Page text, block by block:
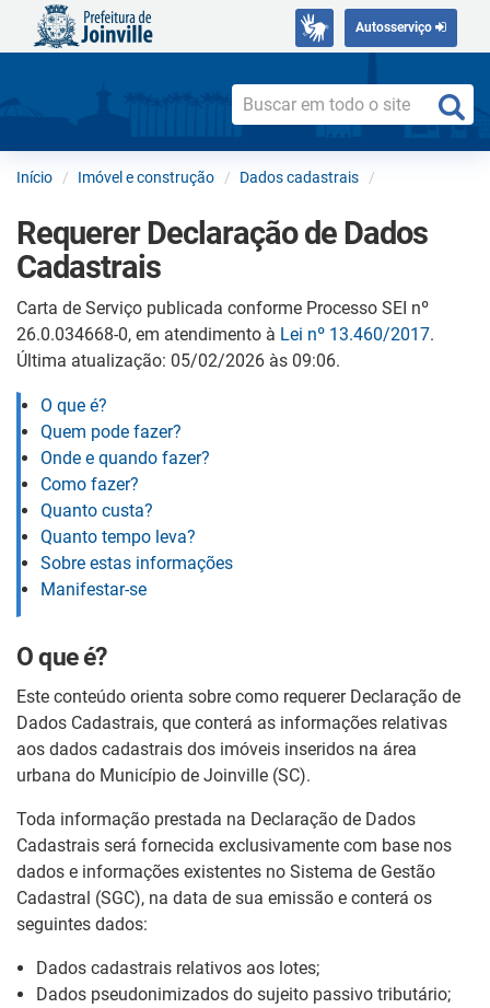
Autosserviço
Início Imóvel e construção Dados cadastrais
Requerer Declaração de Dados
Cadastrais
Carta de Serviço publicada conforme Processo SEI nº
26.0.034668-0, em atendimento à Lei nº 13.460/2017.
Última atualização: 05/02/2026 às 09:06.
O que é?
Quem pode fazer?
Onde e quando fazer?
Como fazer?
Quanto custa?
Quanto tempo leva?
Sobre estas informações
Manifestar-se
O que é?
Este conteúdo orienta sobre como requerer Declaração de
Dados Cadastrais, que conterá as informações relativas
aos dados cadastrais dos imóveis inseridos na área
urbana do Município de Joinville (SC).
Toda informação prestada na Declaração de Dados
Cadastrais será fornecida exclusivamente com base nos
dados e informações existentes no Sistema de Gestão
Cadastral (SGC), na data de sua emissão e conterá os
seguintes dados:
Dados cadastrais relativos aos lotes;
Dados pseudonimizados do sujeito passivo tributário;